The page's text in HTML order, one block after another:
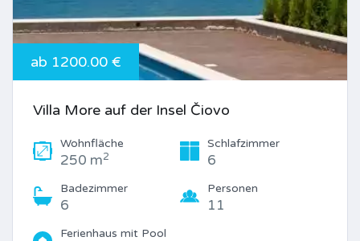
ab 1200.00 €
Villa More auf der Insel Čiovo
Wohnfläche
250 m2
Schlafzimmer
6
Badezimmer
6
Personen
11
Ferienhaus mit Pool